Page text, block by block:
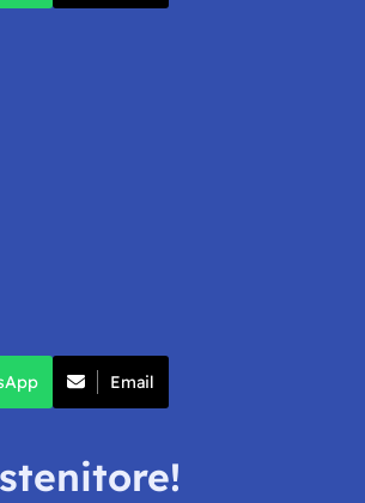
Email